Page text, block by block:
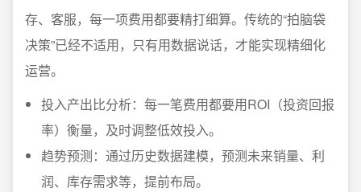
存、客服，每一项费用都要精打细算。传统的“拍脑袋
决策”已经不适用，只有用数据说话，才能实现精细化
运营。
投入产出比分析：每一笔费用都要用ROI（投资回报
率）衡量，及时调整低效投入。
趋势预测：通过历史数据建模，预测未来销量、利
润、库存需求等，提前布局。